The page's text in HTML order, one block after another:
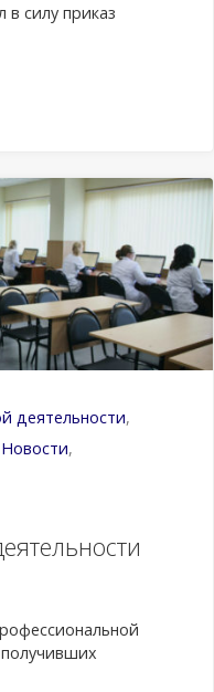
в силу приказ
деятельности,
Новости,